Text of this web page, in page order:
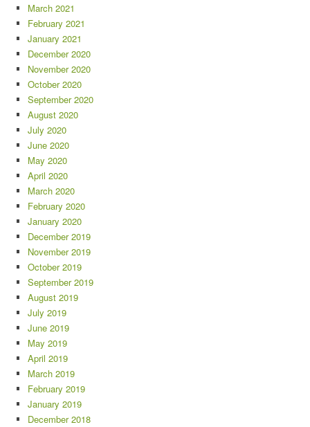
March 2021
February 2021
January 2021
December 2020
November 2020
October 2020
September 2020
August 2020
July 2020
June 2020
May 2020
April 2020
March 2020
February 2020
January 2020
December 2019
November 2019
October 2019
September 2019
August 2019
July 2019
June 2019
May 2019
April 2019
March 2019
February 2019
January 2019
December 2018